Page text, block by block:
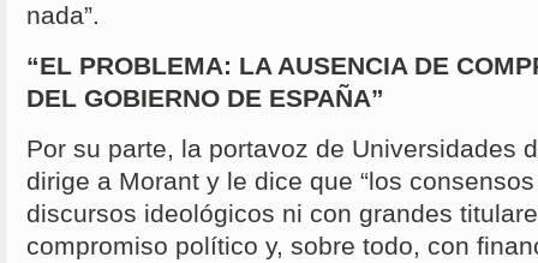
nada”.
“EL PROBLEMA: LA AUSENCIA DE
DEL GOBIERNO DE ESPAÑA”
Por su parte, la portavoz de Universidades
dirige a Morant y le dice que “los
discursos ideológicos ni con grandes
compromiso político y, sobre todo, con